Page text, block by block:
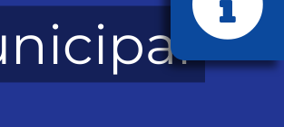
zone
de